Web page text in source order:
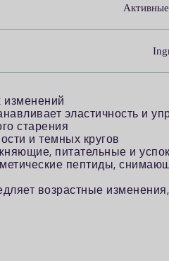
изменений
эластичность и
старения
и темных кругов
питательные и
пептиды,
возрастные